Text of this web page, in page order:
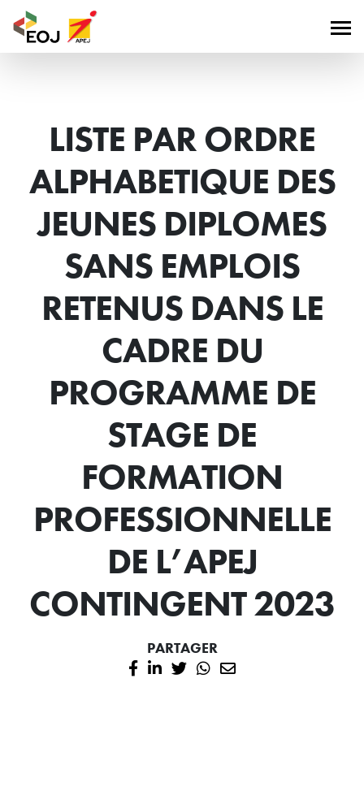
LISTE PAR ORDRE
ALPHABETIQUE DES
JEUNES DIPLOMES
SANS EMPLOIS
RETENUS DANS LE
CADRE DU
PROGRAMME DE
STAGE DE
FORMATION
PROFESSIONNELLE
DE L’APEJ
CONTINGENT 2023
PARTAGER